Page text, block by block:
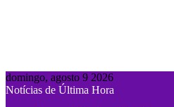
domingo, agosto 9 2026
Notícias de Última Hora